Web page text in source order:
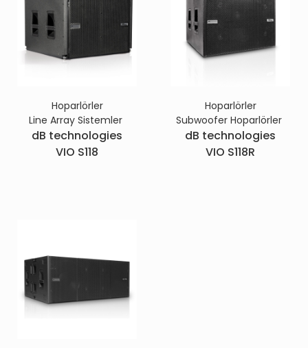
Hoparlörler
Line Array Sistemler
dB technologies
VIO S118
Hoparlörler
Subwoofer Hoparlörler
dB technologies
VIO S118R